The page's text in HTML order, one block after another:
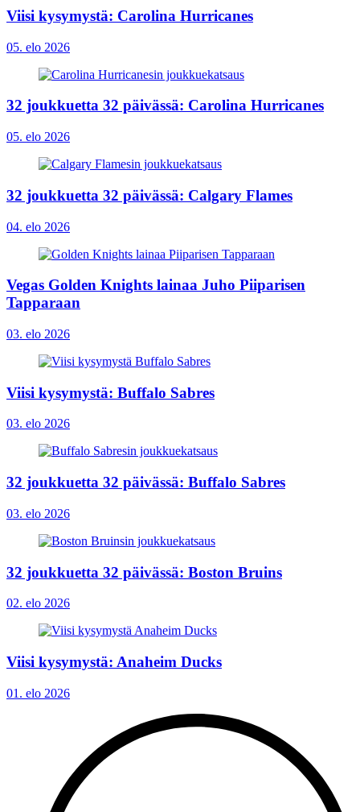
Viisi kysymystä: Carolina Hurricanes
05. elo 2026
32 joukkuetta 32 päivässä: Carolina Hurricanes
05. elo 2026
32 joukkuetta 32 päivässä: Calgary Flames
04. elo 2026
Vegas Golden Knights lainaa Juho Piiparisen
Tapparaan
03. elo 2026
Viisi kysymystä: Buffalo Sabres
03. elo 2026
32 joukkuetta 32 päivässä: Buffalo Sabres
03. elo 2026
32 joukkuetta 32 päivässä: Boston Bruins
02. elo 2026
Viisi kysymystä: Anaheim Ducks
01. elo 2026